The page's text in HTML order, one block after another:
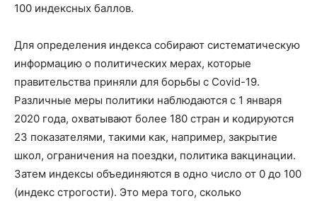
100 индексных баллов.
Для определения индекса собирают систематическую
информацию о политических мерах, которые
правительства приняли для борьбы с Covid-19.
Различные меры политики наблюдаются с 1 января
2020 года, охватывают более 180 стран и кодируются
23 показателями, такими как, например, закрытие
школ, ограничения на поездки, политика вакцинации.
Затем индексы объединяются в одно число от 0 до 100
(индекс строгости). Это мера того, сколько